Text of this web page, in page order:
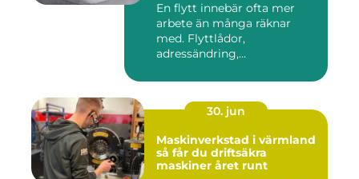
En flytt innebär ofta mer
arbete än många räknar
med. Flyttlådor,
adressändring,
30. jun
Maskinverkstad i värmland
så får du driftsäkra
maskiner året runt